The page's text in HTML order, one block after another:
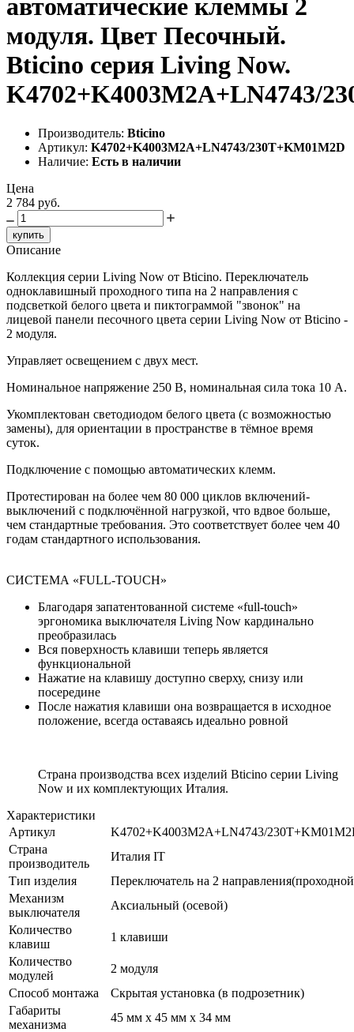
автоматические клеммы 2
модуля. Цвет Песочный.
Bticino серия Living Now.
K4702+K4003M2A+LN4743/
Производитель: Bticino
Артикул: K4702+K4003M2A+LN4743/230T+KM01M2D
Наличие: Есть в наличии
Цена
2 784 руб.
купить
Описание
Коллекция серии Living Now от Bticino. Переключатель
одноклавишный проходного типа на 2 направления с
подсветкой белого цвета и пиктограммой "звонок" на
лицевой панели песочного цвета серии Living Now от Bticino -
2 модуля.
Управляет освещением с двух мест.
Номинальное напряжение 250 В, номинальная сила тока 10 A.
Укомплектован светодиодом белого цвета (с возможностью
замены), для ориентации в пространстве в тёмное время
суток.
Подключение с помощью автоматических клемм.
Протестирован на более чем 80 000 циклов включений-
выключений с подключённой нагрузкой, что вдвое больше,
чем стандартные требования. Это соответствует более чем 40
годам стандартного использования.
СИСТЕМА «FULL-TOUCH»
Благодаря запатентованной системе «full-touch»
эргономика выключателя Living Now кардинально
преобразилась
Вся поверхность клавиши теперь является
функциональной
Нажатие на клавишу доступно сверху, снизу или
посередине
После нажатия клавиши она возвращается в исходное
положение, всегда оставаясь идеально ровной
Страна производства всех изделий Bticino серии Living
Now и их комплектующих Италия.
Характеристики
Артикул
K4702+K4003M2A+LN4743/
Страна
производитель
Италия IT
Тип изделия
Переключатель на 2
Механизм
выключателя
Аксиальный (осевой)
Количество
клавиш
1 клавиши
Количество
модулей
2 модуля
Способ монтажа
Скрытая установка (в подрозетник)
Габариты
механизма
45 мм x 45 мм x 34 мм